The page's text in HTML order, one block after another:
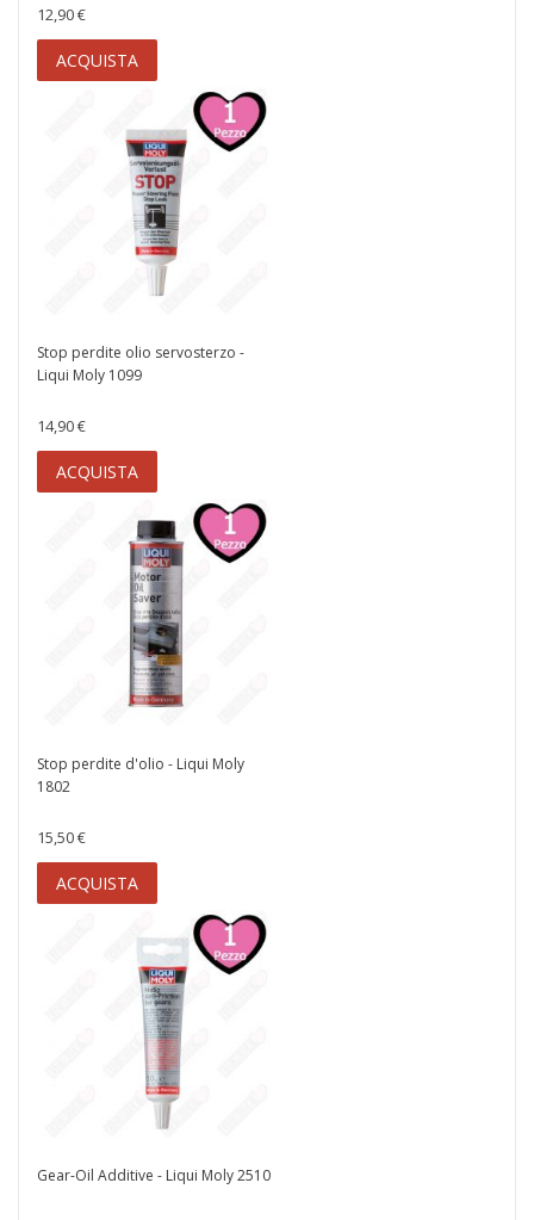
12,90 €
ACQUISTA
Stop perdite olio servosterzo -
Liqui Moly 1099
14,90 €
ACQUISTA
Stop perdite d'olio - Liqui Moly
1802
15,50 €
ACQUISTA
Gear-Oil Additive - Liqui Moly 2510